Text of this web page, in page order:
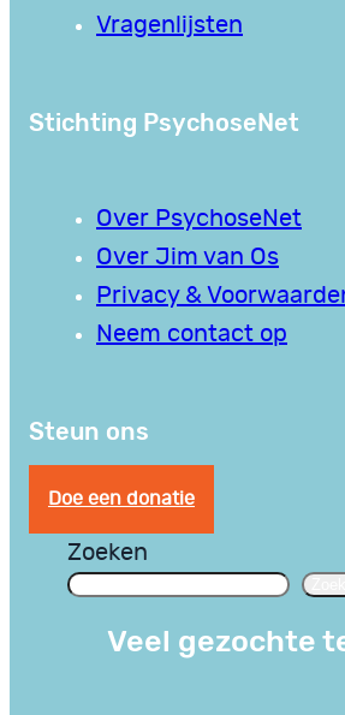
Vragenlijsten
Stichting PsychoseNet
Over PsychoseNet
Over Jim van Os
Privacy &
Neem contact op
Steun ons
Doe een donatie
Zoeken
Veel gezochte